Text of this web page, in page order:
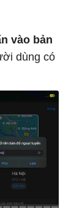
vào bản
dùng có